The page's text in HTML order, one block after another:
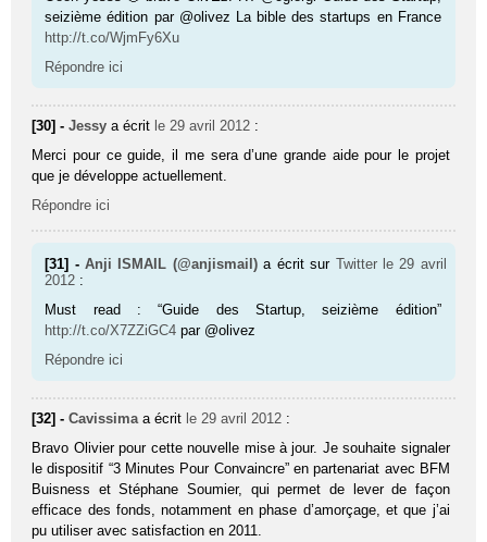
seizième édition par @olivez La bible des startups en France
http://t.co/WjmFy6Xu
Répondre ici
[30] -Jessy a écrit le 29 avril 2012 :
Merci pour ce guide, il me sera d’une grande aide pour le projet
que je développe actuellement.
Répondre ici
[31] -Anji ISMAIL (@anjismail) a écrit sur Twitter le 29 avril
2012 :
Must read : “Guide des Startup, seizième édition”
http://t.co/X7ZZiGC4 par @olivez
Répondre ici
[32] -Cavissima a écrit le 29 avril 2012 :
Bravo Olivier pour cette nouvelle mise à jour. Je souhaite signaler
le dispositif “3 Minutes Pour Convaincre” en partenariat avec BFM
Buisness et Stéphane Soumier, qui permet de lever de façon
efficace des fonds, notamment en phase d’amorçage, et que j’ai
pu utiliser avec satisfaction en 2011.